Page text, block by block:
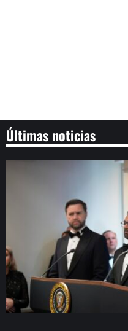
Últimas noticias